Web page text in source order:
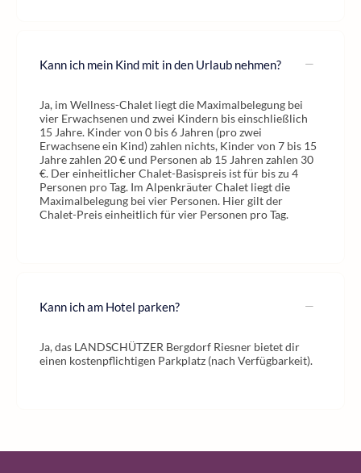
Kann ich mein Kind mit in den Urlaub nehmen?
Ja, im Wellness-Chalet liegt die Maximalbelegung bei
vier Erwachsenen und zwei Kindern bis einschließlich
15 Jahre. Kinder von 0 bis 6 Jahren (pro zwei
Erwachsene ein Kind) zahlen nichts, Kinder von 7 bis 15
Jahre zahlen 20 € und Personen ab 15 Jahren zahlen 30
€. Der einheitlicher Chalet-Basispreis ist für bis zu 4
Personen pro Tag. Im Alpenkräuter Chalet liegt die
Maximalbelegung bei vier Personen. Hier gilt der
Chalet-Preis einheitlich für vier Personen pro Tag.
Kann ich am Hotel parken?
Ja, das LANDSCHÜTZER Bergdorf Riesner bietet dir
einen kostenpflichtigen Parkplatz (nach Verfügbarkeit).